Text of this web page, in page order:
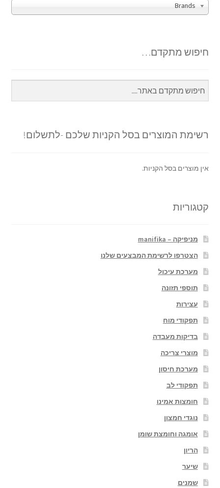
Brands
חיפוש מתקדם…
רשימת המוצרים בסל הקניות שלכם -לתשלום!
אין מוצרים בסל הקניות.
קטגוריות
מניפיקה – manifika
הצטרפו לרשימת המבצעים שלנו
מערכת עיכול
תוספי תזונה
עצירות
תפקודי מוח
בדיקות מעבדה
מוצרי צריכה
מערכת חיסון
תפקודי לב
חומצות אמינו
נוגדי חמצון
אומגה וחומצת שומן
הריון
שיער
שמנים